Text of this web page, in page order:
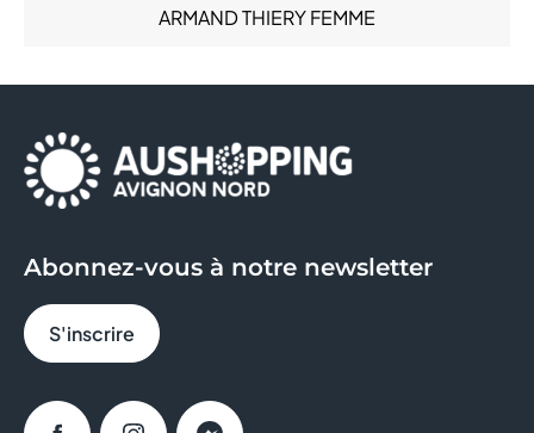
ARMAND THIERY FEMME
AYAKO SUSHI
BRICO DEPOT
Santé (6)
Abonnez-vous à notre newsletter
S'inscrire